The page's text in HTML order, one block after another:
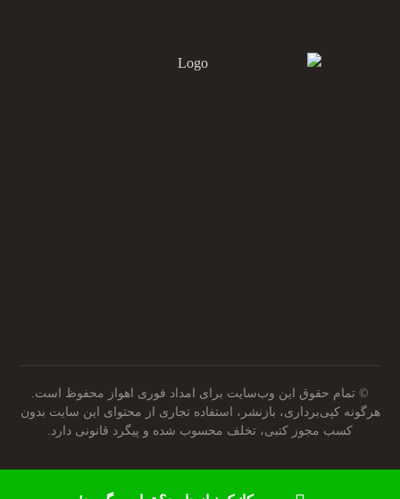
© تمام حقوق این وب‌سایت برای امداد فوری اهواز محفوظ است.
هرگونه کپی‌برداری، بازنشر، استفاده تجاری از محتوای این سایت بدون
کسب مجوز کتبی، تخلف محسوب شده و پیگرد قانونی دارد.